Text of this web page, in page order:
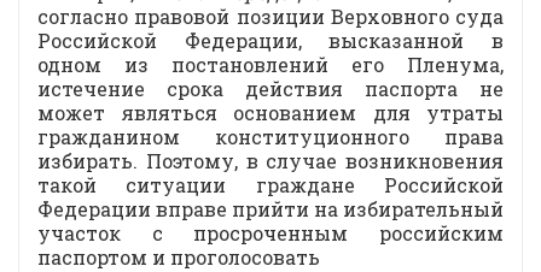
согласно правовой позиции Верховного суда
Российской Федерации, высказанной в
одном из постановлений его Пленума,
истечение срока действия паспорта не
может являться основанием для утраты
гражданином конституционного права
избирать. Поэтому, в случае возникновения
такой ситуации граждане Российской
Федерации вправе прийти на избирательный
участок с просроченным российским
паспортом и проголосовать